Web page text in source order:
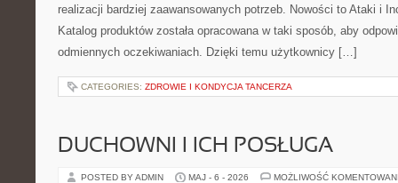
realizacji bardziej zaawansowanych potrzeb. Nowości to Ataki i
Katalog produktów została opracowana w taki sposób, aby
odmiennych oczekiwaniach. Dzięki temu użytkownicy […]
CATEGORIES: ZDROWIE I KONDYCJA TANCERZA
DUCHOWNI I ICH POSŁUGA
POSTED BY ADMIN MAJ - 6 - 2026 MOŻLIWOŚĆ